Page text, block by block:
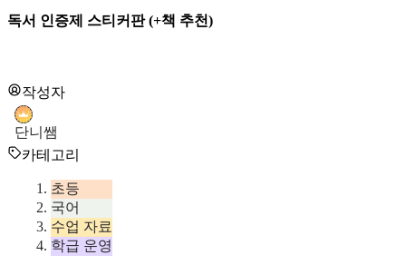
독서 인증제 스티커판 (+책 추천)
작성자
단니쌤
카테고리
초등
국어
수업 자료
학급 운영